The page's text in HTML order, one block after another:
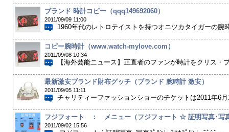
ブランド 時計コピー（qqq149692060）
2011/09/09 11:00
1960年代のレトロテイストを持つオニツカタイガーの腕
コピー腕時計（www.watch-mylove.com）
2011/09/08 10:34
【海外芸能ニュース】正直者のファンが時計をクリス
最新激安ブランド財布グッチ（ブランド 腕時計 激安）
2011/09/05 11:11
チャリティーファッションショーのチケットは2011年6
フジフォート ： メニュー（フジフォート ☆ 証明写真･写
2011/09/02 15:56